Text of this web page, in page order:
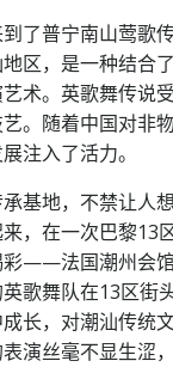
了普宁南山莺歌
区，是一种结合
术。英歌舞传说
。随着中国对非
注入了活力。
基地，不禁让人
，在一次巴黎13
——法国潮州会馆
歌舞队在13区街
长，对潮汕传统
演丝毫不显生涩